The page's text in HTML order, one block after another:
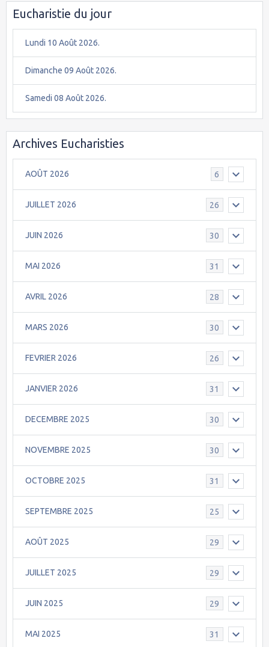
Eucharistie du jour
Lundi 10 Août 2026.
Dimanche 09 Août 2026.
Samedi 08 Août 2026.
Archives Eucharisties
AOÛT 2026 6
JUILLET 2026 26
JUIN 2026 30
MAI 2026 31
AVRIL 2026 28
MARS 2026 30
FEVRIER 2026 26
JANVIER 2026 31
DECEMBRE 2025 30
NOVEMBRE 2025 30
OCTOBRE 2025 31
SEPTEMBRE 2025 25
AOÛT 2025 29
JUILLET 2025 29
JUIN 2025 29
MAI 2025 31